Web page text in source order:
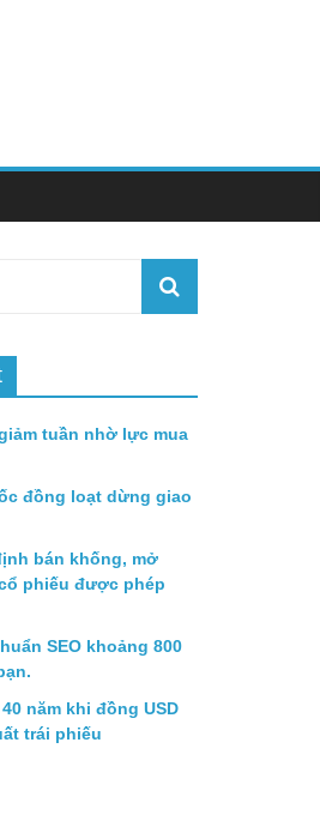
tuần nhờ lực mua
đồng loạt dừng giao
bán khống, mở
phiếu được phép
SEO khoảng 800
năm khi đồng USD
trái phiếu